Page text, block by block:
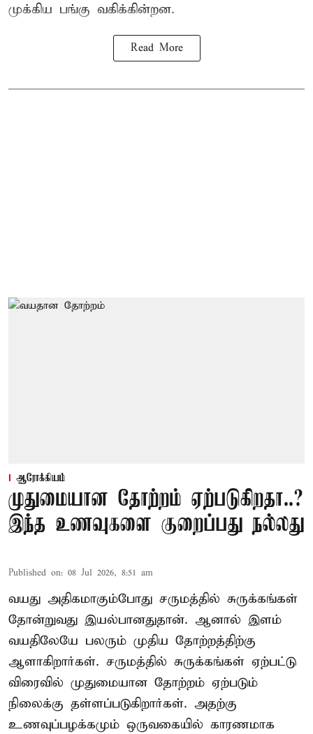
முக்கிய பங்கு வகிக்கின்றன.
Read More
ஆரோக்கியம்
முதுமையான தோற்றம் ஏற்படுகிறதா..?
இந்த உணவுகளை குறைப்பது நல்லது
Published on: 08 Jul 2026, 8:51 am
வயது அதிகமாகும்போது சருமத்தில் சுருக்கங்கள்
தோன்றுவது இயல்பானதுதான். ஆனால் இளம்
வயதிலேயே பலரும் முதிய தோற்றத்திற்கு
ஆளாகிறார்கள். சருமத்தில் சுருக்கங்கள் ஏற்பட்டு
விரைவில் முதுமையான தோற்றம் ஏற்படும்
நிலைக்கு தள்ளப்படுகிறார்கள். அதற்கு
உணவுப்பழக்கமும் ஒருவகையில் காரணமாக